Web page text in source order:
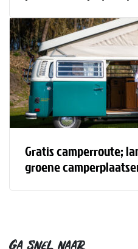
Gratis camperroute;
groene